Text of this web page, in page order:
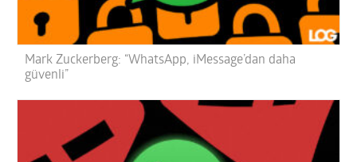
Mark Zuckerberg: “WhatsApp, iMessage’dan daha
güvenli”